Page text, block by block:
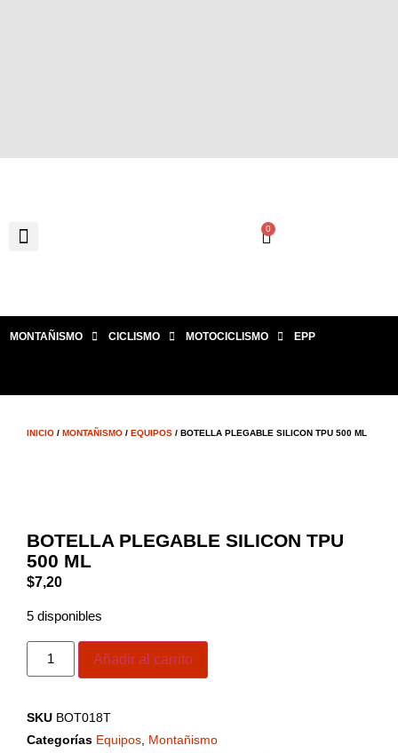
0
MONTAÑISMO CICLISMO MOTOCICLISMO EPP
INICIO / MONTAÑISMO / EQUIPOS / BOTELLA PLEGABLE SILICON TPU 500 ML
BOTELLA PLEGABLE SILICON TPU
500 ML
$7,20
5 disponibles
Añadir al carrito
SKU BOT018T
Categorías Equipos Montañismo